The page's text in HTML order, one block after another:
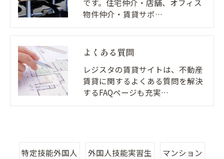
です。住宅仲介・店舗、オフィス
物件仲介・賃貸サポ…
よくある質問
レジスタの賃貸サイトは、不動産
賃貸に関するよくある質問を解決
するFAQページも充実…
特定技能外国人 外国人技能実習生 マンション